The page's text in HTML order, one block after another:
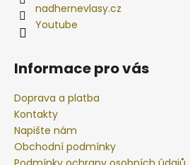
nadhernevlasy.cz
Youtube
Informace pro vás
Doprava a platba
Kontakty
Napište nám
Obchodní podmínky